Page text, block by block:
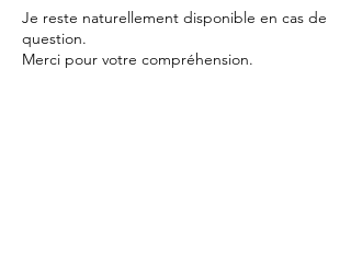
Je reste naturellement disponible en cas de
question.
Merci pour votre compréhension.